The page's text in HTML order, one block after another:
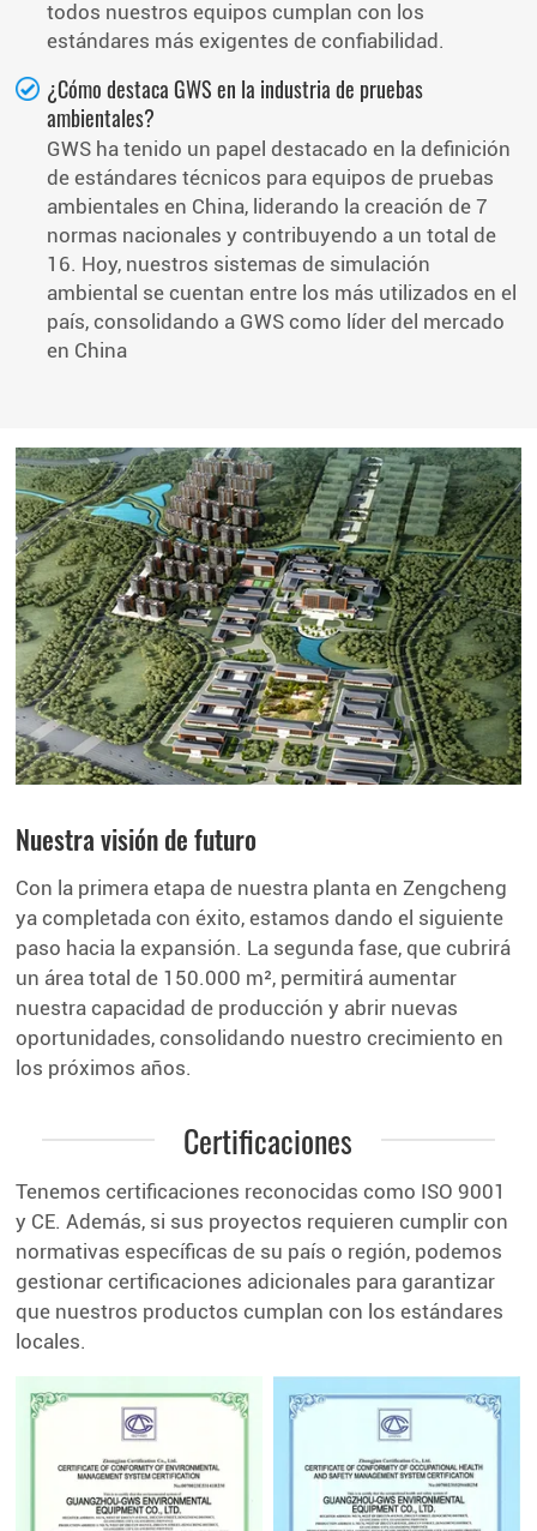
todos nuestros equipos cumplan con los
estándares más exigentes de confiabilidad.
¿Cómo destaca GWS en la industria de pruebas
ambientales?
GWS ha tenido un papel destacado en la definición
de estándares técnicos para equipos de pruebas
ambientales en China, liderando la creación de 7
normas nacionales y contribuyendo a un total de
16. Hoy, nuestros sistemas de simulación
ambiental se cuentan entre los más utilizados en el
país, consolidando a GWS como líder del mercado
en China
Nuestra visión de futuro
Con la primera etapa de nuestra planta en Zengcheng
ya completada con éxito, estamos dando el siguiente
paso hacia la expansión. La segunda fase, que cubrirá
un área total de 150.000 m², permitirá aumentar
nuestra capacidad de producción y abrir nuevas
oportunidades, consolidando nuestro crecimiento en
los próximos años.
Certificaciones
Tenemos certificaciones reconocidas como ISO 9001
y CE. Además, si sus proyectos requieren cumplir con
normativas específicas de su país o región, podemos
gestionar certificaciones adicionales para garantizar
que nuestros productos cumplan con los estándares
locales.